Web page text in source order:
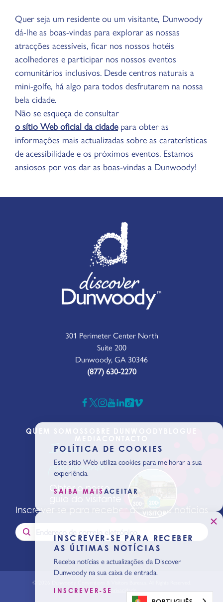
Quer seja um residente ou um visitante, Dunwoody
dá-lhe as boas-vindas para explorar as nossas
atracções acessíveis, ficar nos nossos hotéis
acolhedores e participar nos nossos eventos
comunitários inclusivos. Desde centros naturais a
mini-golfe, há algo para todos desfrutarem na nossa
bela cidade.
Não se esqueça de consultar
o sítio Web oficial da cidadepara obter as
informações mais actualizadas sobre as caraterísticas
de acessibilidade e os próximos eventos. Estamos
ansiosos por vos dar as boas-vindas a Dunwoody!
301 Perimeter Center North
Suite 200
Dunwoody, GA 30346
(877) 630-2270
QUEM SOMOS
Iniciar o
planeamento
Obter o nosso
Inscrever-se para receber as últimas notícias
© 2026 Dunwoody Conventions & Visitors Bureaus. All Rights Reserved.
Política de privacidade
POLÍTICA DE COOKIES
Este sítio Web utiliza cookies para melhorar a sua
experiência.
SAIBA MAISACEITAR
INSCREVER-SE PARA RECEBER
AS ÚLTIMAS NOTÍCIAS
Receba notícias e actualizações da Discover
Dunwoody na sua caixa de entrada.
INSCREVER-SE